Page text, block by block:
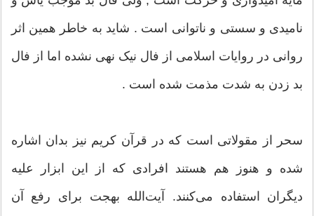
نامیدی و سستی و ناتوانی است . شاید به خاطر همین اثر
روانی در روایات اسلامی از فال نیک نهی نشده اما از فال
بد زدن به شدت مذمت شده است .
سحر از مقولاتی است که در قرآن کریم نیز بدان اشاره
شده و هنوز هم هستند افرادی که از این ابزار علیه
دیگران استفاده می‌کنند. آیت‌الله بهجت برای رفع آن